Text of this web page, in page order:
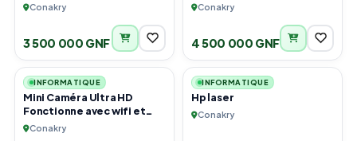
Conakry
3 500 000 GNF
Conakry
4 500 000 GNF
1
INFORMATIQUE
Mini Caméra Ultra HD
Fonctionne avec wifi et
sans wifi
Conakry
2
INFORMATIQUE
Hp laser
Conakry